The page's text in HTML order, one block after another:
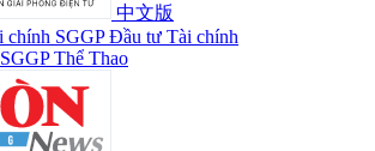
中文版
SGGP Đầu tư Tài chính
SGGP Thể Thao